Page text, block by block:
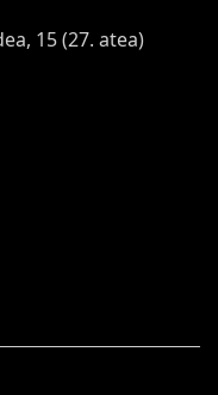
15 (27. atea)